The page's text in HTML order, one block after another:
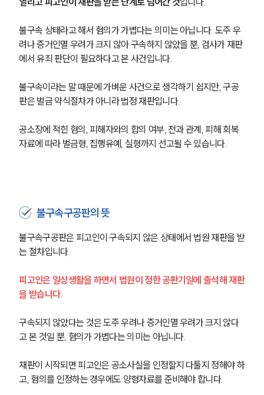
불구속 상태라고 해서 혐의가 가볍다는 의미는 아닙니다. 도주 우
려나 증거인멸 우려가 크지 않아 구속하지 않았을 뿐, 검사가 재판
에서 유죄 판단이 필요하다고 본 사건입니다.
불구속이라는 말 때문에 가벼운 사건으로 생각하기 쉽지만, 구공
판은 벌금 약식절차가 아니라 법정 재판입니다.
공소장에 적힌 혐의, 피해자와의 합의 여부, 전과 관계, 피해 회복
자료에 따라 벌금형, 집행유예, 실형까지 선고될 수 있습니다.
불구속구공판의 뜻
불구속구공판은 피고인이 구속되지 않은 상태에서 법원 재판을 받
는 절차입니다.
피고인은 일상생활을 하면서 법원이 정한 공판기일에 출석해 재판
을 받습니다.
구속되지 않았다는 것은 도주 우려나 증거인멸 우려가 크지 않다
고 본 것일 뿐, 혐의가 가볍다는 의미는 아닙니다.
재판이 시작되면 피고인은 공소사실을 인정할지 다툴지 정해야 하
고, 혐의를 인정하는 경우에도 양형자료를 준비해야 합니다.